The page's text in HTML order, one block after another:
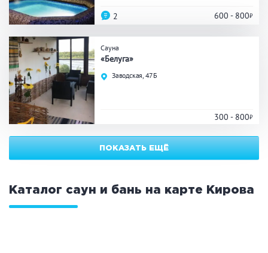
600 - 800
2
Сауна
«Белуга»
Заводская, 47Б
300 - 800
ПОКАЗАТЬ ЕЩЁ
Каталог саун и бань на карте Кирова